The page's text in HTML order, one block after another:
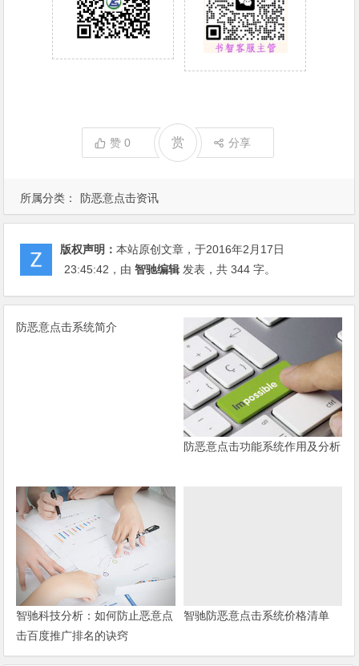
所属分类： 防恶意点击资讯
赞0 赏 分享
版权声明：本站原创文章，于2016年2月17日
23:45:42 ，由智驰编辑 发表，共 344 字。
防恶意点击系统简介
防恶意点击功能系统作用及分析
智驰科技分析：如何防止恶意点
击百度推广排名的诀窍
智驰防恶意点击系统价格清单